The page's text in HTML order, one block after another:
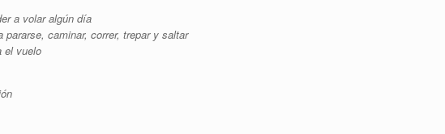
a volar algún día
pararse, caminar, correr, trepar y saltar
el vuelo